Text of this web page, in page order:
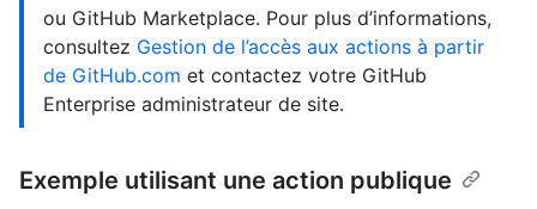
ou GitHub Marketplace. Pour plus d’informations,
consultez Gestion de l’accès aux actions à partir
de GitHub.com et contactez votre GitHub
Enterprise administrateur de site.
Exemple utilisant une action publique